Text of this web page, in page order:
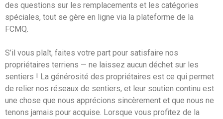
des questions sur les remplacements et les catégories
spéciales, tout se gère en ligne via la plateforme de la
FCMQ.
S’il vous plaît, faites votre part pour satisfaire nos
propriétaires terriens — ne laissez aucun déchet sur les
sentiers ! La générosité des propriétaires est ce qui permet
de relier nos réseaux de sentiers, et leur soutien continu est
une chose que nous apprécions sincèrement et que nous ne
tenons jamais pour acquise. Lorsque vous profitez de la